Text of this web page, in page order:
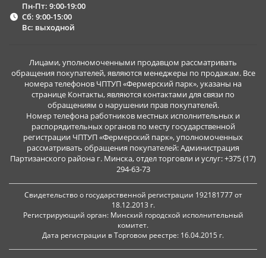
Пн-Пт: 9:00-19:00
Сб: 9:00-15:00
Вс: выходной
Лицами, уполномоченными продавцом рассматривать
обращения покупателей, являются менеджеры по продажам. Все
номера телефонов ЧПТУП «Фермерский парк», указаны на
странице Контакты, являются контактами для связи по
обращениям о нарушении прав покупателей.
Номер телефона работников местных исполнительных и
распорядительных органов по месту государственной
регистрации ЧПТУП «Фермерский парк», уполномоченных
рассматривать обращения покупателей: Администрация
Партизанского района г. Минска, отдел торговли и услуг: +375 (17)
294-63-73
Свидетельство о государственной регистрации 192181777 от
18.12.2013 г.
Регистрирующий орган: Минский городской исполнительный
комитет.
Дата регистрации в Торговом реестре: 16.04.2015 г.